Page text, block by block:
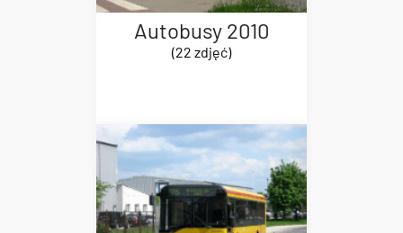
Autobusy 2010
(22 zdjęć)